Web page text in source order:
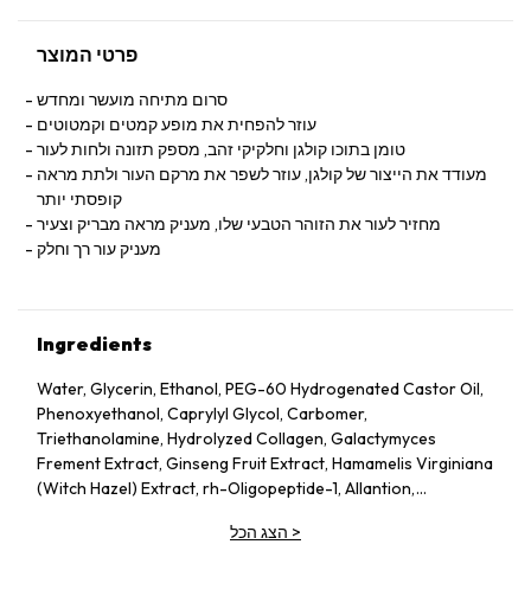
פרטי המוצר
סרום מתיחה מועשר ומחדש
עוזר להפחית את מופע קמטים וקמטוטים
טומן בתוכו קולגן וחלקיקי זהב, מספק תזונה ולחות לעור
מעודד את הייצור של קולגן, עוזר לשפר את מרקם העור ולתת מראה
קופסתי יותר
מחזיר לעור את הזוהר הטבעי שלו, מעניק מראה מבריק וצעיר
מעניק עור רך וחלק
Ingredients
Water, Glycerin, Ethanol, PEG-60 Hydrogenated Castor Oil,
Phenoxyethanol, Caprylyl Glycol, Carbomer,
Triethanolamine, Hydrolyzed Collagen, Galactymyces
Frement Extract, Ginseng Fruit Extract, Hamamelis Virginiana
(Witch Hazel) Extract, rh-Oligopeptide-1, Allantion,
19140, CI 15985, Disodium EDTA, Fragrance
הצג הכל >